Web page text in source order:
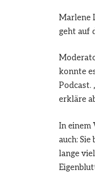
Marlene
geht auf
konnte
Podcast.
erkläre
In einem
auch:
lange